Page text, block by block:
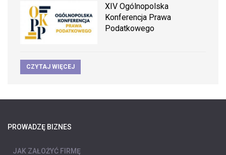
XIV Ogólnopolska
Konferencja Prawa
Podatkowego
CZYTAJ WIĘCEJ
PROWADZĘ BIZNES
JAK ZAŁOŻYĆ FIRMĘ